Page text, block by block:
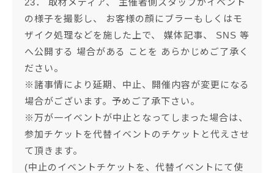
23． 取材メディア、 主催者側スタッフがイベント
の様子を撮影し、 お客様の顔にブラーもしくはモ
ザイク処理などを施した上で、 媒体記事、 SNS 等
へ公開する 場合がある ことを あらかじめご了承く
ださい。
※諸事情により延期、中止、開催内容が変更になる
場合がございます。予めご了承下さい。
※万が一イベントが中止となってしまった場合は、
参加チケットを代替イベントのチケットと代えさせ
て頂きます。
(中止のイベントチケットを、代替イベントにて使